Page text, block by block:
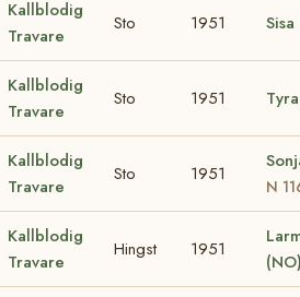
Kallblodig
Travare
Sto 1951
Kallblodig
Travare
Sto 1951
Kallblodig
Travare
Sto 1951
N
Kallblodig
Travare
Hingst 1951